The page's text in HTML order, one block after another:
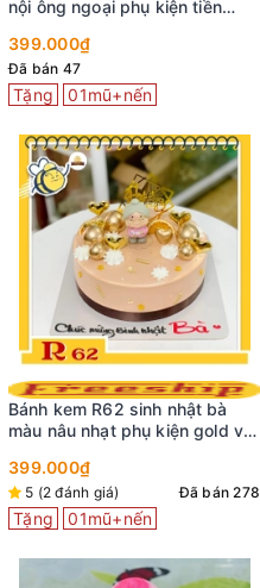
nội ông ngoại phụ kiện tiền
399.000₫
Đã bán 47
Tặng 01mũ+nến
Bánh kem R62 sinh nhật bà
màu nâu nhạt phụ kiện gold và
399.000₫
5 (2 đánh giá) Đã bán 278
Tặng 01mũ+nến